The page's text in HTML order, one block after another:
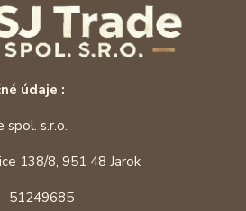
údaje :
spol. s.r.o.
138/8, 951 48 Jarok
51249685